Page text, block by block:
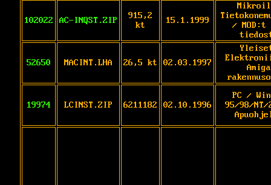
102022 AC-INQST.ZIP
915,2
kt
15.1.1999
/ MOD:t
52650 MACINT.LHA 26,5 kt 02.03.1997
19974 LCINST.ZIP 6211182 02.10.1996
PC /
95/98/